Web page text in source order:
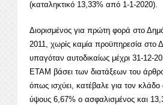
(καταληκτικό 13,33% από 1-1-2020).
Διορισμένος για πρώτη φορά στο
2011, χωρίς καμία προϋπηρεσία στο
υπαγόταν αυτοδικαίως μέχρι 31-12-
ΕΤΑΜ βάσει των διατάξεων του
όπως ισχύει, κατέβαλε για τον κλάδο
ύψους 6,67% ο ασφαλισμένος και